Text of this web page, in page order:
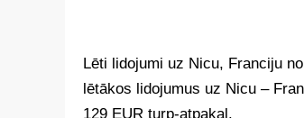
Lēti lidojumi uz Nicu, Franciju
lētākos lidojumus uz Nicu –
129 EUR turp-atpakaļ.